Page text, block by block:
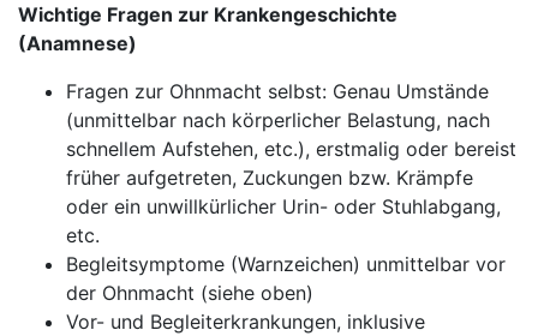
Wichtige Fragen zur Krankengeschichte
(Anamnese)
Fragen zur Ohnmacht selbst: Genau Umstände
(unmittelbar nach körperlicher Belastung, nach
schnellem Aufstehen, etc.), erstmalig oder bereist
früher aufgetreten, Zuckungen bzw. Krämpfe
oder ein unwillkürlicher Urin- oder Stuhlabgang,
etc.
Begleitsymptome (Warnzeichen) unmittelbar vor
der Ohnmacht (siehe oben)
Vor- und Begleiterkrankungen, inklusive